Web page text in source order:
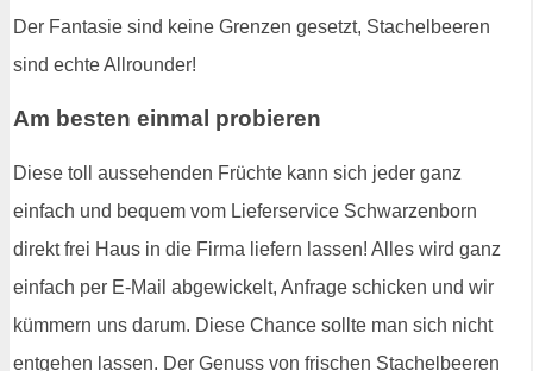
Der Fantasie sind keine Grenzen gesetzt, Stachelbeeren
sind echte Allrounder!
Am besten einmal probieren
Diese toll aussehenden Früchte kann sich jeder ganz
einfach und bequem vom Lieferservice Schwarzenborn
direkt frei Haus in die Firma liefern lassen! Alles wird ganz
einfach per E-Mail abgewickelt, Anfrage schicken und wir
kümmern uns darum. Diese Chance sollte man sich nicht
entgehen lassen. Der Genuss von frischen Stachelbeeren